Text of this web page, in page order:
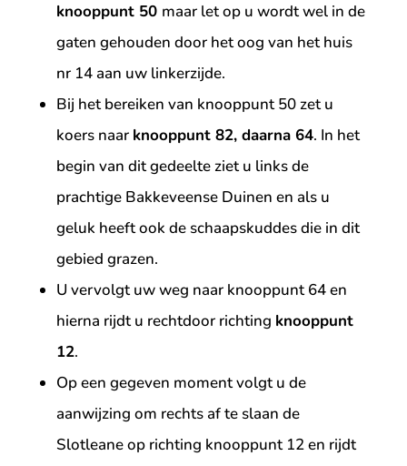
knooppunt 50 maar let op u wordt wel in de
gaten gehouden door het oog van het huis
nr 14 aan uw linkerzijde.
Bij het bereiken van knooppunt 50 zet u
koers naar knooppunt 82, daarna 64. In het
begin van dit gedeelte ziet u links de
prachtige Bakkeveense Duinen en als u
geluk heeft ook de schaapskuddes die in dit
gebied grazen.
U vervolgt uw weg naar knooppunt 64 en
hierna rijdt u rechtdoor richting knooppunt
12.
Op een gegeven moment volgt u de
aanwijzing om rechts af te slaan de
Slotleane op richting knooppunt 12 en rijdt